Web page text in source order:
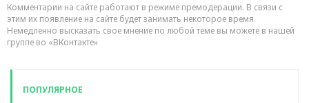
Комментарии на сайте работают в режиме премодерации. В связи с
этим их появление на сайте будет занимать некоторое время.
Немедленно высказать свое мнение по любой теме вы можете в нашей
группе во «ВКонтакте»
ПОПУЛЯРНОЕ